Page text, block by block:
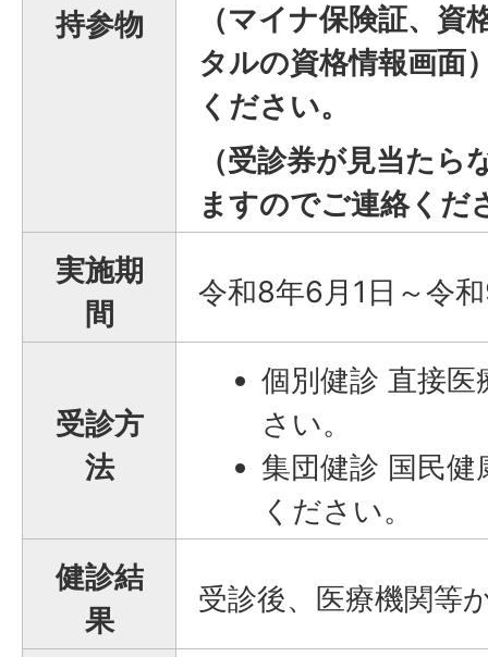
持参物
（マイナ保険証、
タルの資格情報画面
ください。
（受診券が見当た
ますのでご連絡くだ
実施期
間
令和8年6月1日～令
受診方
法
個別健診 直接
さい。
集団健診 国民
ください。
健診結
果
受診後、医療機関等